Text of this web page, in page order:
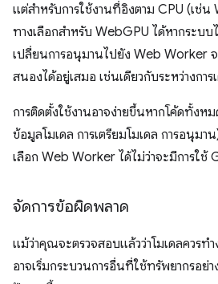
แต่สําหรับการใช้งานที่อิงตาม CPU (เช่น
ทางเลือกสําหรับ WebGPU ได้หากระบบ
เปลี่ยนการอนุมานไปยัง Web Worker
สนองได้อยู่เสมอ เช่นเดียวกับระหว่างการ
การติดตั้งใช้งานอาจง่ายขึ้นหากโค้ดทั้งห
ข้อมูลโมเดล การเตรียมโมเดล การอนุม
เลือก Web Worker ได้ไม่ว่าจะมีการใช้
จัดการข้อผิดพลาด
แม้ว่าคุณจะตรวจสอบแล้วว่าโมเดลควร
อาจเริ่มกระบวนการอื่นที่ใช้ทรัพยากรอย่